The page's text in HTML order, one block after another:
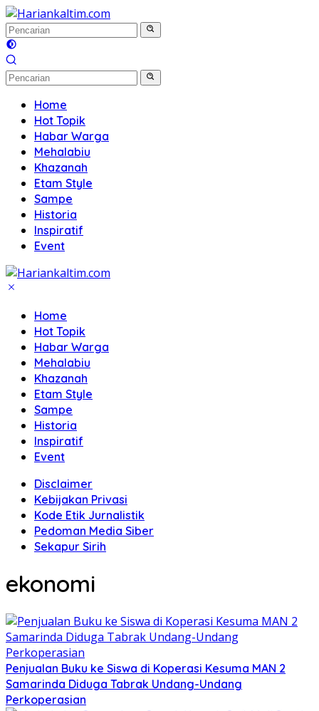
Langsung
ke
konten
Home
Hot Topik
Habar Warga
Mehalabiu
Khazanah
Etam Style
Sampe
Historia
Inspiratif
Event
Home
Hot Topik
Habar Warga
Mehalabiu
Khazanah
Etam Style
Sampe
Historia
Inspiratif
Event
Disclaimer
Kebijakan Privasi
Kode Etik Jurnalistik
Pedoman Media Siber
Sekapur Sirih
ekonomi
Penjualan Buku ke Siswa di Koperasi Kesuma MAN 2
Samarinda Diduga Tabrak Undang-Undang
Perkoperasian